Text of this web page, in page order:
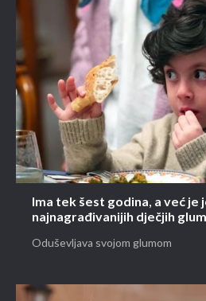
Ima tek šest godina, a već je
najnagrađivanijih dječjih
Oduševljava svojom glumom